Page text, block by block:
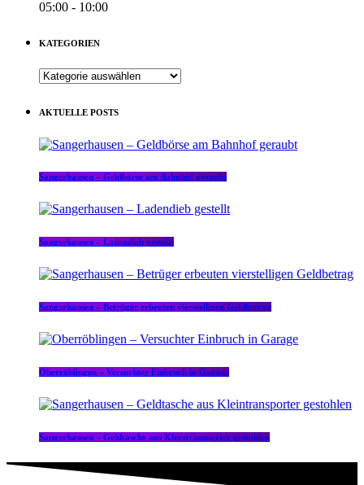
05:00 - 10:00
KATEGORIEN
KATEGORIEN
AKTUELLE POSTS
Sangerhausen – Geldbörse am Bahnhof geraubt
Sangerhausen – Ladendieb gestellt
Sangerhausen – Betrüger erbeuten vierstelligen Geldbetrag
Oberröblingen – Versuchter Einbruch in Garage
Sangerhausen – Geldtasche aus Kleintransporter gestohlen